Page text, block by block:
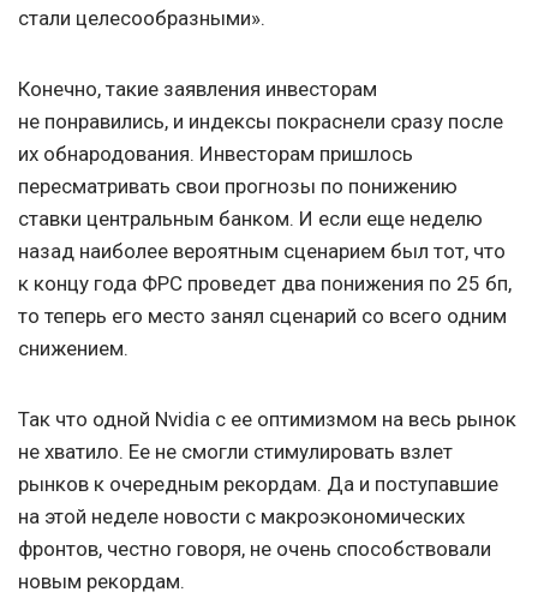
стали целесообразными».
Конечно, такие заявления инвесторам
не понравились, и индексы покраснели сразу после
их обнародования. Инвесторам пришлось
пересматривать свои прогнозы по понижению
ставки центральным банком. И если еще неделю
назад наиболее вероятным сценарием был тот, что
к концу года ФРС проведет два понижения по 25 бп,
то теперь его место занял сценарий со всего одним
снижением.
Так что одной Nvidia с ее оптимизмом на весь рынок
не хватило. Ее не смогли стимулировать взлет
рынков к очередным рекордам. Да и поступавшие
на этой неделе новости с макроэкономических
фронтов, честно говоря, не очень способствовали
новым рекордам.